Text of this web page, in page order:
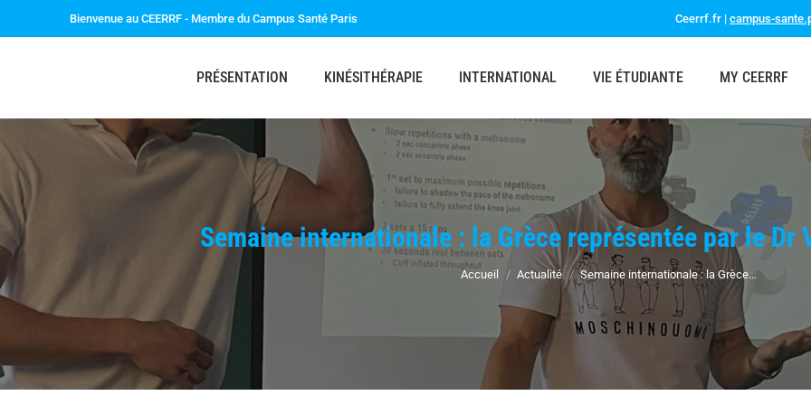
Bienvenue au CEERRF - Membre du Campus Santé Paris Ceerrf.fr | campus-
PRÉSENTATION KINÉSITHÉRAPIE INTERNATIONAL VIE ÉTUDIANTE MY CEERRF
Semaine internationale : la Grèce représentée par le Dr
Vous êtes ici :
Accueil Actualité Semaine internationale : la Grèce…